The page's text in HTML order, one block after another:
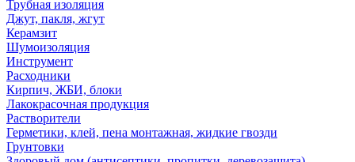
Трубная изоляция
Джут, пакля, жгут
Керамзит
Шумоизоляция
Инструмент
Расходники
Кирпич, ЖБИ, блоки
Лакокрасочная продукция
Растворители
Герметики, клей, пена монтажная, жидкие гвозди
Грунтовки